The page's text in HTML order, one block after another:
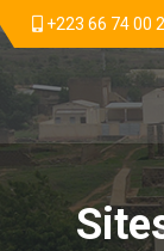
+223 66 74 00